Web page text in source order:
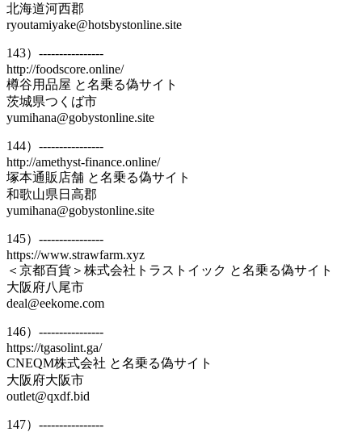
北海道河西郡
ryoutamiyake@hotsbystonline.site
143）----------------
http://foodscore.online/
樽谷用品屋 と名乗る偽サイト
茨城県つくば市
yumihana@gobystonline.site
144）----------------
http://amethyst-finance.online/
塚本通販店舗 と名乗る偽サイト
和歌山県日高郡
yumihana@gobystonline.site
145）----------------
https://www.strawfarm.xyz
＜京都百貨＞株式会社トラストイック と名乗る偽サイト
大阪府八尾市
deal@eekome.com
146）----------------
https://tgasolint.ga/
CNEQM株式会社 と名乗る偽サイト
大阪府大阪市
outlet@qxdf.bid
147）----------------